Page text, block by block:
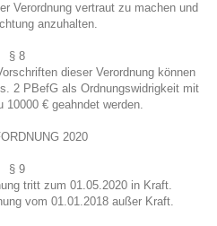
Verordnung vertraut zu machen und
anzuhalten.
§ 8
dieser Verordnung können
2 PBefG als Ordnungswidrigkeit mit
10000 € geahndet werden.
2020
§ 9
tritt zum 01.05.2020 in Kraft.
vom 01.01.2018 außer Kraft.